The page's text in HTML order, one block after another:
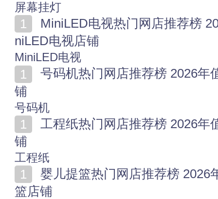
屏幕挂灯
niLED电视店铺
MiniLED电视
铺
号码机
铺
工程纸
篮店铺